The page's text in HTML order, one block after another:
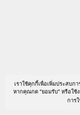
เราใช้คุกกี้เพื่อเพิ่มประสบก
หากคุณกด "ยอมรับ" หรือใช้
การ